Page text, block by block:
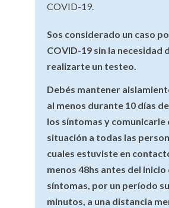
COVID-19.
Sos considerado un caso
COVID-19 sin la necesidad
realizarte un testeo.
Debés mantener
al menos durante 10 días
los síntomas y comunicarle
situación a todas las
cuales estuviste en
menos 48hs antes del inicio
síntomas, por un período
minutos, a una distancia